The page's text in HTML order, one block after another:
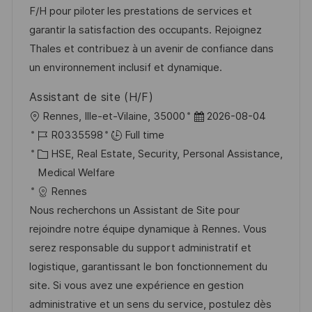
o
n
D
a
t
e
g
o
r
y
F/H pour piloter les prestations de services et
garantir la satisfaction des occupants. Rejoignez
Thales et contribuez à un avenir de confiance dans
un environnement inclusif et dynamique.
Assistant de site (H/F)
L
o
c
t
i
o
n
Rennes, Ille-et-Vilaine, 35000
P
s
d
D
a
t
e
2026-08-04
J
o
b
I
d
R0335598
Full time
C
a
t
e
g
o
r
y
HSE, Real Estate, Security, Personal Assistance,
Medical Welfare
Rennes
Nous recherchons un Assistant de Site pour
rejoindre notre équipe dynamique à Rennes. Vous
serez responsable du support administratif et
logistique, garantissant le bon fonctionnement du
site. Si vous avez une expérience en gestion
administrative et un sens du service, postulez dès